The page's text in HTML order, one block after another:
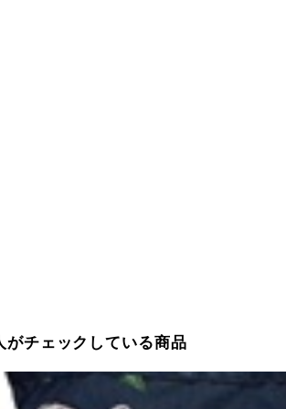
がチェックしている商品